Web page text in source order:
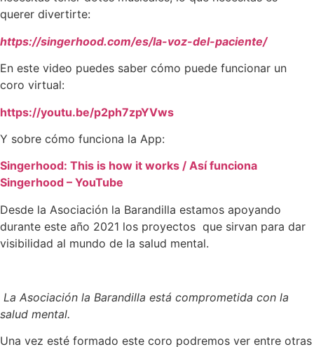
querer divertirte:
https://singerhood.com/es/la-voz-del-paciente/
En este video puedes saber cómo puede funcionar un
coro virtual:
https://youtu.be/p2ph7zpYVws
Y sobre cómo funciona la App:
Singerhood: This is how it works / Así funciona
Singerhood – YouTube
Desde la Asociación la Barandilla estamos apoyando
durante este año 2021 los proyectos que sirvan para dar
visibilidad al mundo de la salud mental.
La Asociación la Barandilla está comprometida con la
salud mental.
Una vez esté formado este coro podremos ver entre otras